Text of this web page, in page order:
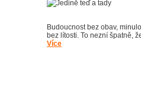
Budoucnost bez obav,
bez lítosti. To nezní špatně,
Více